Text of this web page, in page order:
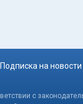
Подписка на новости
с